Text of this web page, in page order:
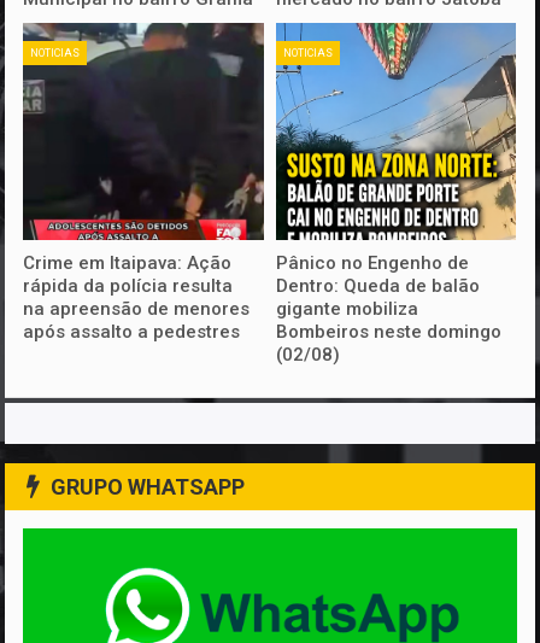
NOTICIAS
Crime em Itaipava: Ação
rápida da polícia resulta
na apreensão de menores
após assalto a pedestres
NOTICIAS
Pânico no Engenho de
Dentro: Queda de balão
gigante mobiliza
Bombeiros neste domingo
(02/08)
GRUPO WHATSAPP